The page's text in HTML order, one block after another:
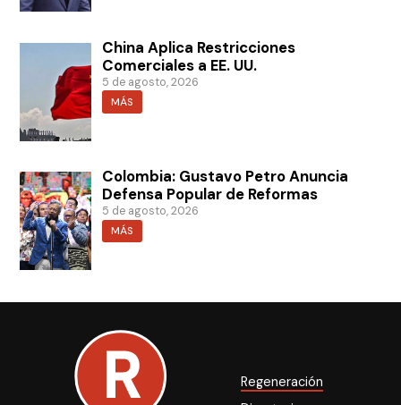
China Aplica Restricciones
Comerciales a EE. UU.
5 de agosto, 2026
MÁS
Colombia: Gustavo Petro Anuncia
Defensa Popular de Reformas
5 de agosto, 2026
MÁS
Regeneración